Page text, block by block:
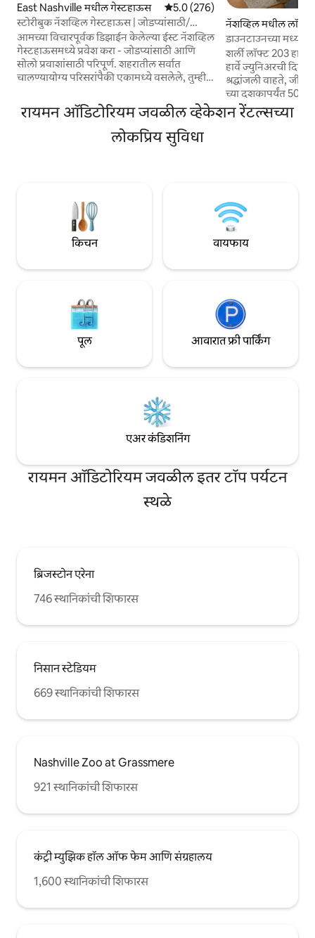
East Nashville मधील गेस्टहाऊस 5 पैकी 5.0 सरासरी रेटिंग, 276 रिव्ह्यूज
5.0 (276)
स्टोरीबुक नॅशव्हिल गेस्टहाऊस | जोडप्यांसाठी/
सोलोसाठी
आमच्या विचारपूर्वक डिझाईन केलेल्या ईस्ट नॅशव्हिल
गेस्टहाऊसमध्ये प्रवेश करा - जोडप्यांसाठी आणि
सोलो प्रवाशांसाठी परिपूर्ण. शहरातील सर्वात
चालण्यायोग्य परिसरांपैकी एकामध्ये वसलेले, तुम्ही
Bao, Redheaded Stranger आणि Turkey
and the Wolf यासारख्या स्थानिक आवडत्या
ठिकाणांच्या जवळ असाल. तुमच्या आजूबाजूच्या
रंगतदार वातावरणाचा आनंद घ्या किंवा ब्रॉडवे,
आदर्श होम बेस आहे.
नॅशव्हिल मधील लॉफ्ट
डाउनटाउनच्या
शर्ली लॉफ्ट 203
हार्वे ज्युनिअरची दिवंगत
श्रद्धांजली वाहते, जी
च्या दशकापर्यंत 506
व्हॅन्डरबिल्ट
त्यांच्या कम्युनिटीला
किंवा 30 विनामूल्य
रायमन ऑडिटोरियम जवळील व्हेकेशन रेंटल्सच्या
लोकप्रिय सुविधा
किचन वायफाय
पूल आवारात फ्री पार्किंग
एअर कंडिशनिंग
रायमन ऑडिटोरियम जवळील इतर टॉप पर्यटन
स्थळे
ब्रिजस्टोन एरेना
746 स्थानिकांची शिफारस
निसान स्टेडियम
669 स्थानिकांची शिफारस
Nashville Zoo at Grassmere
921 स्थानिकांची शिफारस
कंट्री म्युझिक हॉल ऑफ फेम आणि संग्रहालय
1,600 स्थानिकांची शिफारस